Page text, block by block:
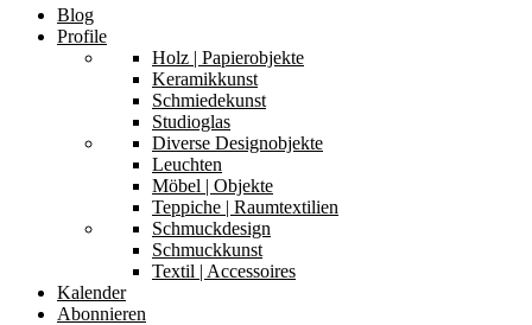
Blog
Profile
Holz | Papierobjekte
Keramikkunst
Schmiedekunst
Studioglas
Diverse Designobjekte
Leuchten
Möbel | Objekte
Teppiche | Raumtextilien
Schmuckdesign
Schmuckkunst
Textil | Accessoires
Kalender
Abonnieren